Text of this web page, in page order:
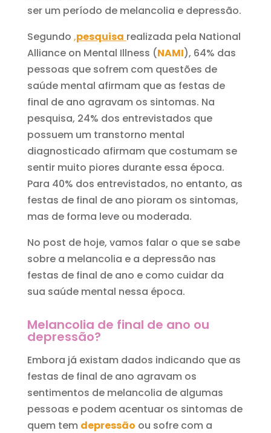
ser um período de melancolia e depressão.
Segundo ,pesquisa realizada pela National
Alliance on Mental Illness (NAMI), 64% das
pessoas que sofrem com questões de
saúde mental afirmam que as festas de
final de ano agravam os sintomas. Na
pesquisa, 24% dos entrevistados que
possuem um transtorno mental
diagnosticado afirmam que costumam se
sentir muito piores durante essa época.
Para 40% dos entrevistados, no entanto, as
festas de final de ano pioram os sintomas,
mas de forma leve ou moderada.
No post de hoje, vamos falar o que se sabe
sobre a melancolia e a depressão nas
festas de final de ano e como cuidar da
sua saúde mental nessa época.
Melancolia de final de ano ou
depressão?
Embora já existam dados indicando que as
festas de final de ano agravam os
sentimentos de melancolia de algumas
pessoas e podem acentuar os sintomas de
quem tem depressão ou sofre com a